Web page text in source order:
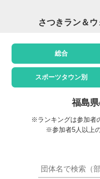
さつきラン＆
総合
スポーツタウン別
福島
※ランキングは参加者
※参加者5人以上